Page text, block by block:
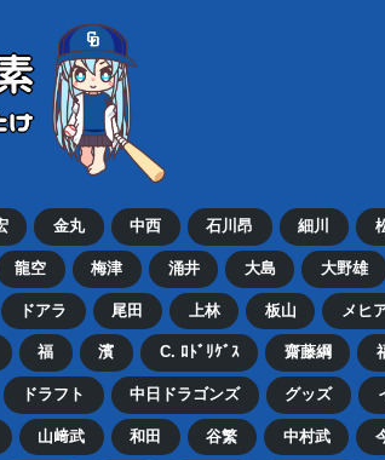
金丸 中西 石川昂 細川
龍空 梅津 涌井 大島 大野雄
ドアラ 尾田 上林 板山 メヒ
福 濱 C. ﾛﾄﾞﾘｹﾞｽ 齋藤綱
ドラフト 中日ドラゴンズ グッズ
山﨑武 和田 谷繁 中村武